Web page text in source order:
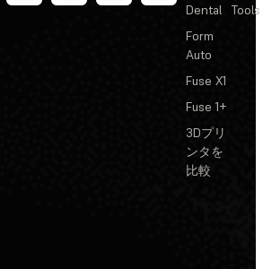
Dental
Form
Auto
Fuse X1
Fuse 1+
3Dプリ
ンタを
比較
Tools